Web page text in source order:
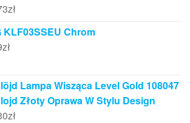
zł
KLF03SSEU Chrom
zł
Lampa Wisząca Level Gold 108047
Złoty Oprawa W Stylu Design
zł